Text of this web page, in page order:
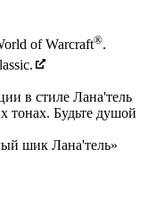
of Warcraft®.
в стиле Лана'тель
тонах. Будьте душой
шик Лана'тель»